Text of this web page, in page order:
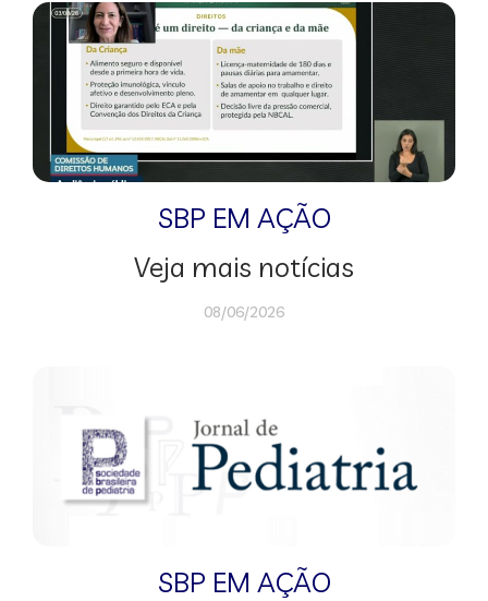
SBP EM AÇÃO
Veja mais notícias
08/06/2026
SBP EM AÇÃO